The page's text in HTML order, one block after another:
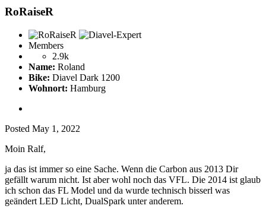
RoRaiseR
Members
2.9k
Name: Roland
Bike: Diavel Dark 1200
Wohnort: Hamburg
Posted May 1, 2022
Moin Ralf,
ja das ist immer so eine Sache. Wenn die Carbon aus 2013 Dir
gefällt warum nicht. Ist aber wohl noch das VFL. Die 2014 ist glaub
ich schon das FL Model und da wurde technisch bisserl was
geändert LED Licht, DualSpark unter anderem.